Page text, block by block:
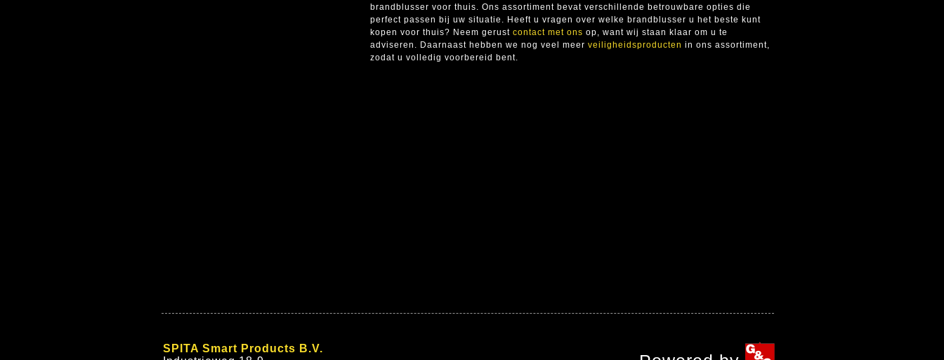
brandblusser voor thuis. Ons assortiment bevat verschillende betrouwbare opties die
perfect passen bij uw situatie. Heeft u vragen over welke brandblusser u het beste kunt
kopen voor thuis? Neem gerust contact met ons op, want wij staan klaar om u te
adviseren. Daarnaast hebben we nog veel meer veiligheidsproducten in ons assortiment,
zodat u volledig voorbereid bent.
SPITA Smart Products B.V.